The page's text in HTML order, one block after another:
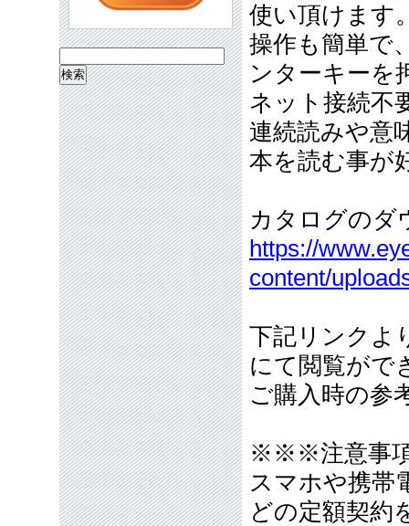
使い頂けます
操作も簡単で
ンターキーを
ネット接続不
連続読みや意
本を読む事が
カタログのダ
https://
content/
下記リンクよ
にて閲覧がで
ご購入時の参
※※※注意事
スマホや携帯
どの定額契約
索: